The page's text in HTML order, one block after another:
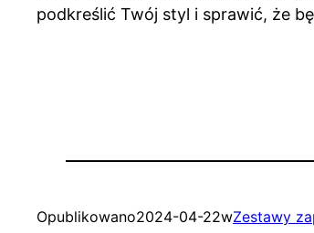
podkreślić Twój styl i sprawić, że
Opublikowano2024-04-22wZestawy